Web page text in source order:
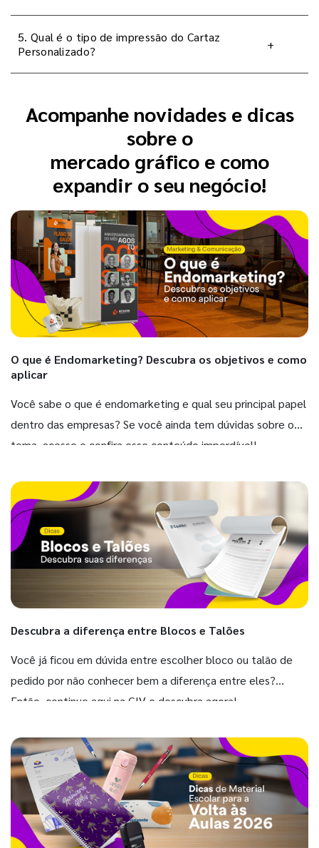
5. Qual é o tipo de impressão do Cartaz
Personalizado?
+
Acompanhe novidades e dicas
sobre o
mercado gráfico e como
expandir o seu negócio!
O que é Endomarketing? Descubra os objetivos e como
aplicar
Você sabe o que é endomarketing e qual seu principal papel
dentro das empresas? Se você ainda tem dúvidas sobre o
tema, acesse e confira esse conteúdo imperdível!
Descubra a diferença entre Blocos e Talões
Você já ficou em dúvida entre escolher bloco ou talão de
pedido por não conhecer bem a diferença entre eles?
Então, continue aqui na GIV e descubra agora!